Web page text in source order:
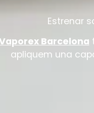
Estrenar
Barcelona
apliquem una